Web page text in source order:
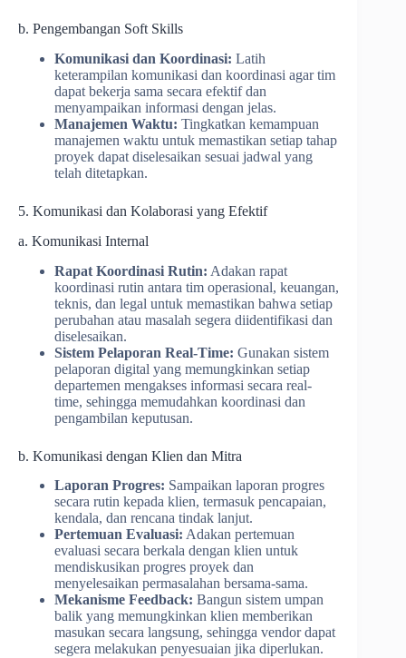
b. Pengembangan Soft Skills
Komunikasi dan Koordinasi: Latih
keterampilan komunikasi dan koordinasi agar tim
dapat bekerja sama secara efektif dan
menyampaikan informasi dengan jelas.
Manajemen Waktu: Tingkatkan kemampuan
manajemen waktu untuk memastikan setiap tahap
proyek dapat diselesaikan sesuai jadwal yang
telah ditetapkan.
5. Komunikasi dan Kolaborasi yang Efektif
a. Komunikasi Internal
Rapat Koordinasi Rutin: Adakan rapat
koordinasi rutin antara tim operasional, keuangan,
teknis, dan legal untuk memastikan bahwa setiap
perubahan atau masalah segera diidentifikasi dan
diselesaikan.
Sistem Pelaporan Real-Time: Gunakan sistem
pelaporan digital yang memungkinkan setiap
departemen mengakses informasi secara real-
time, sehingga memudahkan koordinasi dan
pengambilan keputusan.
b. Komunikasi dengan Klien dan Mitra
Laporan Progres: Sampaikan laporan progres
secara rutin kepada klien, termasuk pencapaian,
kendala, dan rencana tindak lanjut.
Pertemuan Evaluasi: Adakan pertemuan
evaluasi secara berkala dengan klien untuk
mendiskusikan progres proyek dan
menyelesaikan permasalahan bersama-sama.
Mekanisme Feedback: Bangun sistem umpan
balik yang memungkinkan klien memberikan
masukan secara langsung, sehingga vendor dapat
segera melakukan penyesuaian jika diperlukan.